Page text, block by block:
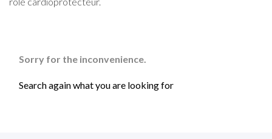
Sorry for the inconvenience.
Search again what you are looking for